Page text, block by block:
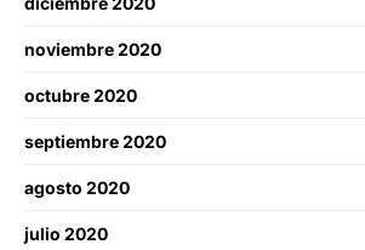
noviembre 2020
octubre 2020
septiembre 2020
agosto 2020
julio 2020